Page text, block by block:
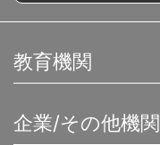
教育機関
企業/その他機関